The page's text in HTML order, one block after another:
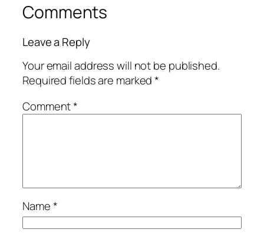
Comments
Leave a Reply
Your email address will not be published.
Required fields are marked*
Comment*
Name*